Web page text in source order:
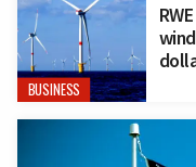
BUSINESS